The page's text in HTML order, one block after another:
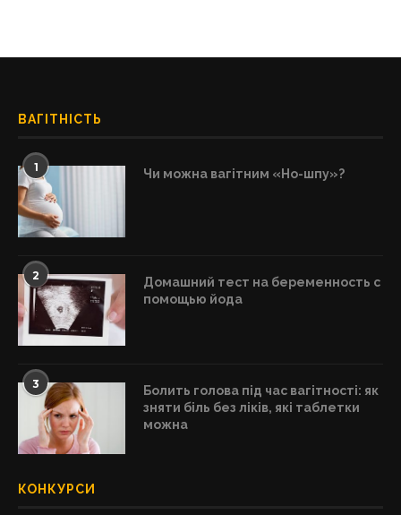
ВАГІТНІСТЬ
1 Чи можна вагітним «Но-шпу»?
2
Домашний тест на беременность с
помощью йода
3
Болить голова під час вагітності: як
зняти біль без ліків, які таблетки
можна
КОНКУРСИ